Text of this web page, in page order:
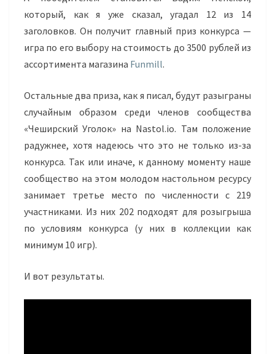
который, как я уже сказал, угадал 12 из 14
заголовков. Он получит главный приз конкурса —
игра по его выбору на стоимость до 3500 рублей из
ассортимента магазина Funmill.
Остальные два приза, как я писал, будут разыграны
случайным образом среди членов сообщества
«Чеширский Уголок» на Nastol.io. Там положение
радужнее, хотя надеюсь что это не только из-за
конкурса. Так или иначе, к данному моменту наше
сообщество на этом молодом настольном ресурсу
занимает третье место по численности с 219
участниками. Из них 202 подходят для розыгрыша
по условиям конкурса (у них в коллекции как
минимум 10 игр).
И вот результаты.